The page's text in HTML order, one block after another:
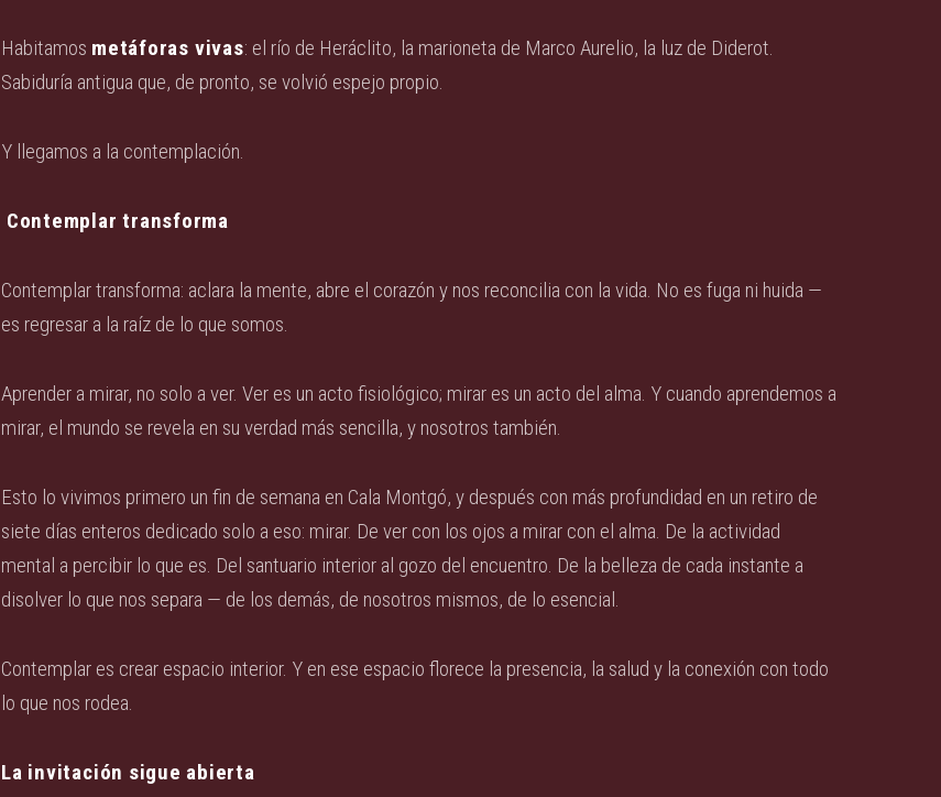
Habitamos metáforas vivas: el río de Heráclito, la marioneta de Marco Aurelio, la luz de Diderot.
Sabiduría antigua que, de pronto, se volvió espejo propio.
Y llegamos a la contemplación.
Contemplar transforma
Contemplar transforma: aclara la mente, abre el corazón y nos reconcilia con la vida. No es fuga ni huida —
es regresar a la raíz de lo que somos.
Aprender a mirar, no solo a ver. Ver es un acto fisiológico; mirar es un acto del alma. Y cuando aprendemos a
mirar, el mundo se revela en su verdad más sencilla, y nosotros también.
Esto lo vivimos primero un fin de semana en Cala Montgó, y después con más profundidad en un retiro de
siete días enteros dedicado solo a eso: mirar. De ver con los ojos a mirar con el alma. De la actividad
mental a percibir lo que es. Del santuario interior al gozo del encuentro. De la belleza de cada instante a
disolver lo que nos separa — de los demás, de nosotros mismos, de lo esencial.
Contemplar es crear espacio interior. Y en ese espacio florece la presencia, la salud y la conexión con todo
lo que nos rodea.
La invitación sigue abierta